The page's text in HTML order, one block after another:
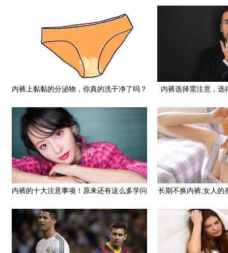
内裤上黏黏的分泌物，你真的洗干净了吗？
内裤选择需注意，选
内裤的十大注意事项！原来还有这么多学问
长期不换内裤,女人的